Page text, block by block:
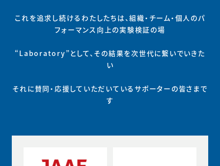
これを追求し続けるわたしたちは、組織・チーム・個人のパ
フォーマンス向上の実験検証の場
“Laboratory”として、その結果を次世代に繋いでいきた
い
それに賛同・応援していただいているサポーターの皆さまで
す